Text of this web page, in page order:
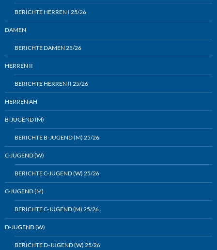
BERICHTE HERREN I 25/26
DAMEN
BERICHTE DAMEN 25/26
HERREN II
BERICHTE HERREN II 25/26
HERREN AH
B-JUGEND (M)
BERICHTE B-JUGEND (M) 25/26
C-JUGEND (W)
BERICHTE C-JUGEND (W) 25/26
C-JUGEND (M)
BERICHTE C-JUGEND (M) 25/26
D-JUGEND (W)
BERICHTE D-JUGEND (W) 25/26